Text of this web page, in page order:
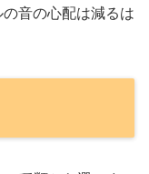
音の心配は減るは